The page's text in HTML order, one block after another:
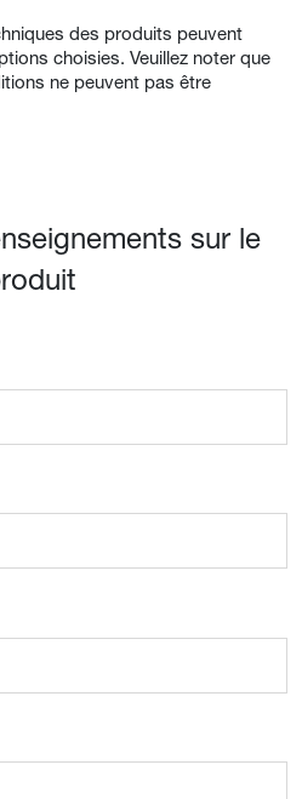
des produits peuvent
choisies. Veuillez noter que
ne peuvent pas être
sur le